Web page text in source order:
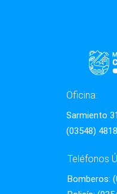
Oficina:
Sarmiento
(03548)
Teléfonos
Bomberos: